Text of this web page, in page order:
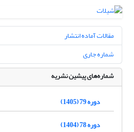
مقالات آماده انتشار
شماره جاری
شماره‌های پیشین نشریه
دوره 79 (1405)
دوره 78 (1404)